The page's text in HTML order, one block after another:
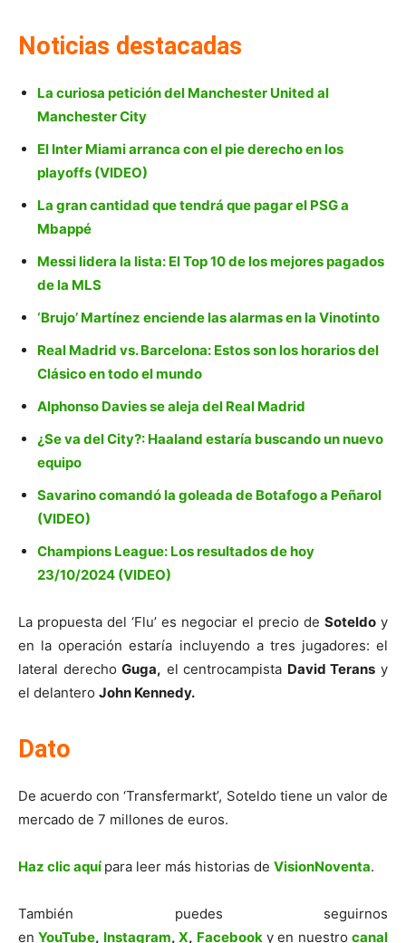
Noticias destacadas
La curiosa petición del Manchester United al
Manchester City
El Inter Miami arranca con el pie derecho en los
playoffs (VIDEO)
La gran cantidad que tendrá que pagar el PSG a
Mbappé
Messi lidera la lista: El Top 10 de los mejores pagados
de la MLS
‘Brujo’ Martínez enciende las alarmas en la Vinotinto
Real Madrid vs. Barcelona: Estos son los horarios del
Clásico en todo el mundo
Alphonso Davies se aleja del Real Madrid
¿Se va del City?: Haaland estaría buscando un nuevo
equipo
Savarino comandó la goleada de Botafogo a Peñarol
(VIDEO)
Champions League: Los resultados de hoy
23/10/2024 (VIDEO)
La propuesta del ‘Flu’ es negociar el precio de Soteldo y
en la operación estaría incluyendo a tres jugadores: el
lateral derechoGuga, el centrocampista David Terans y
el delantero John Kennedy.
Dato
De acuerdo con ‘Transfermarkt’, Soteldo tiene un valor de
mercado de 7 millones de euros.
Haz clic aquí para leer más historias de VisionNoventa.
También puedes seguirnos
enYouTube, Instagram,X, Facebooky en nuestro canal